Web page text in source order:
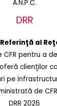
A.N.P.C.
DRR
al
pentru a
clienţilor
pe
de
DRR 2026